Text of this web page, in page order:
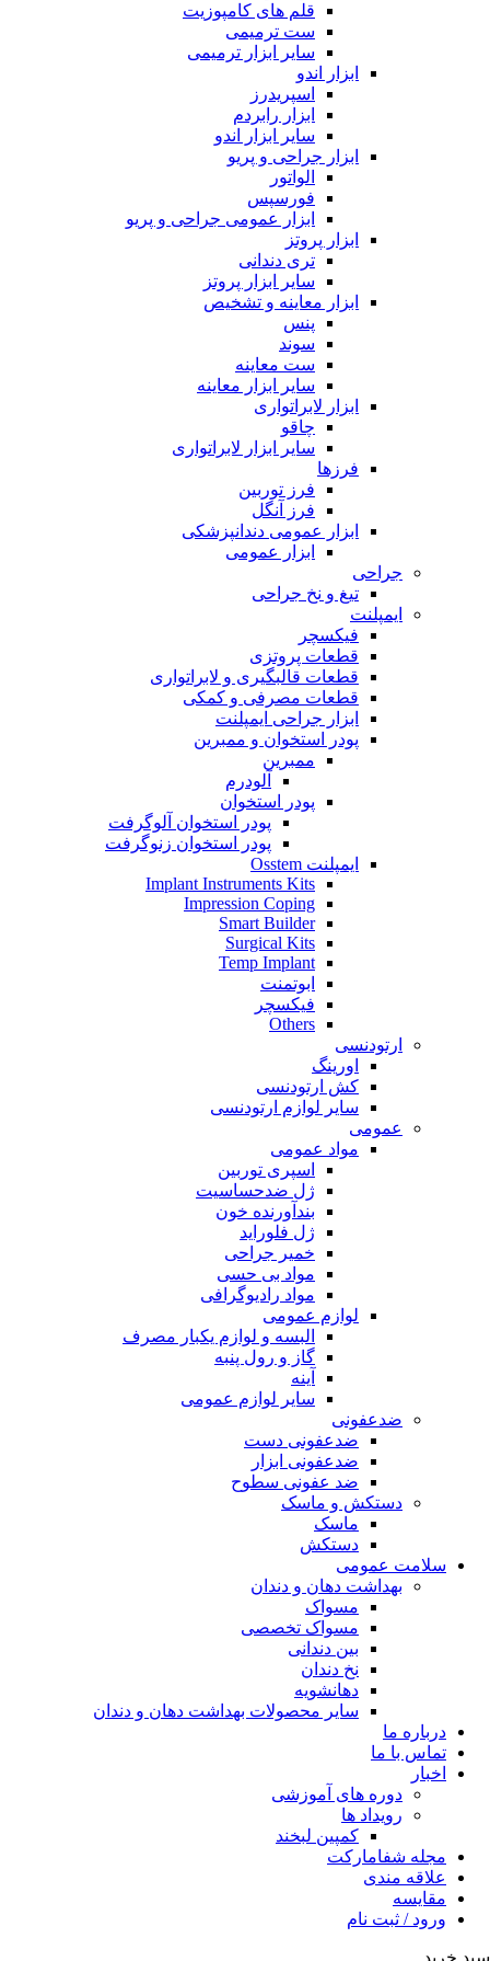
قلم های کامپوزیت
ست ترمیمی
سایر ابزار ترمیمی
ابزار اندو
اسپریدرز
ابزار رابردم
سایر ابزار اندو
ابزار جراحی و پریو
الواتور
فورسپس
ابزار عمومی جراحی و پریو
ابزار پروتز
تری دندانی
سایر ابزار پروتز
ابزار معاینه و تشخیص
پنس
سوند
ست معاینه
سایر ابزار معاینه
ابزار لابراتواری
چاقو
سایر ابزار لابراتواری
فرزها
فرز توربین
فرز آنگل
ابزار عمومی دندانپزشکی
ابزار عمومی
جراحی
تیغ و نخ جراحی
ایمپلنت
فیکسچر
قطعات پروتزی
قطعات قالبگیری و لابراتواری
قطعات مصرفی و کمکی
ابزار جراحی ایمپلنت
پودر استخوان و ممبرین
ممبرین
آلودرم
پودر استخوان
پودر استخوان آلوگرفت
پودر استخوان زنوگرفت
ایمپلنت Osstem
Implant Instruments Kits
Impression Coping
Smart Builder
Surgical Kits
Temp Implant
ابوتمنت
فیکسچر
Others
ارتودنسی
اورینگ
کش ارتودنسی
سایر لوازم ارتودنسی
عمومی
مواد عمومی
اسپری توربین
ژل ضدحساسیت
بندآورنده خون
ژل فلوراید
خمیر جراحی
مواد بی حسی
مواد رادیوگرافی
لوازم عمومی
البسه و لوازم یکبار مصرف
گاز و رول پنبه
آینه
سایر لوازم عمومی
ضدعفونی
ضدعفونی دست
ضدعفونی ابزار
ضد عفونی سطوح
دستکش و ماسک
ماسک
دستکش
سلامت عمومی
بهداشت دهان و دندان
مسواک
مسواک تخصصی
بین دندانی
نخ دندان
دهانشویه
سایر محصولات بهداشت دهان و دندان
درباره ما
تماس با ما
اخبار
دوره های آموزشی
رویداد ها
کمپین لبخند
مجله شفامارکت
علاقه مندی
مقایسه
ورود / ثبت نام
سبد خرید